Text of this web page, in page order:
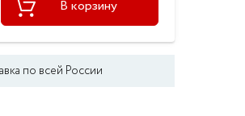
В корзину
по всей России